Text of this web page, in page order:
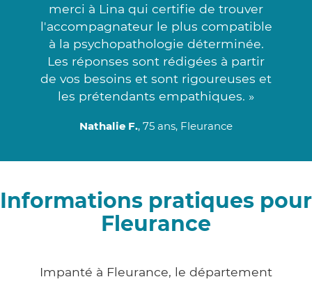
merci à Lina qui certifie de trouver
l'accompagnateur le plus compatible
à la psychopathologie déterminée.
Les réponses sont rédigées à partir
de vos besoins et sont rigoureuses et
les prétendants empathiques. »
Nathalie F., 75 ans, Fleurance
Informations pratiques pour
Fleurance
Impanté à Fleurance, le département